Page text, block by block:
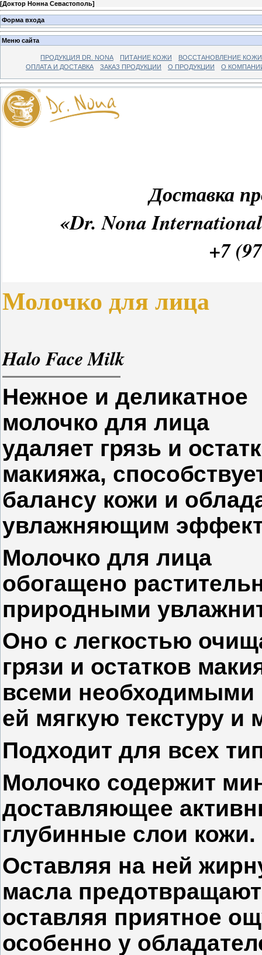
[Доктор Нонна Севастополь]
Форма входа
Меню сайта
ПРОДУКЦИЯ DR. NONA ПИТАНИЕ КОЖИ
ВОССТАНОВЛЕНИЕ КОЖИ
ОПЛАТА И ДОСТАВКА
ЗАКАЗ ПРОДУКЦИИ О ПРОДУКЦИИ О
Доставка
«Dr. Nona
+7
Молочко для лица
Halo Face Milk
Нежное и деликатное
молочко для лица
удаляет грязь и
макияжа,
балансу кожи и
увлажняющим
Молочко для лица
обогащено
природными
Оно с легкостью
грязи и остатков
всеми необходимыми
ей мягкую текстуру
Подходит для всех
Молочко содержит
доставляющее
глубинные слои кожи.
Оставляя на ней
масла
оставляя приятное
особенно у